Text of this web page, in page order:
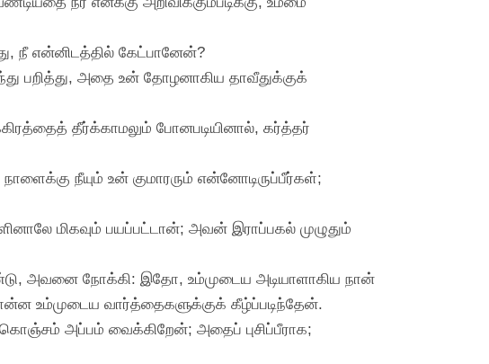
நீ என்னிடத்தில் கேட்பானேன்?
பறித்து, அதை உன் தோழனாகிய தாவீதுக்குக்
தீர்க்காமலும் போனபடியினால், கர்த்தர்
நீயும் உன் குமாரரும் என்னோடிருப்பீர்கள்;
மிகவும் பயப்பட்டான்; அவன் இராப்பகல் முழுதும்
அவனை நோக்கி: இதோ, உம்முடைய அடியாளாகிய நான்
உம்முடைய வார்த்தைகளுக்குக் கீழ்ப்படிந்தேன்.
அப்பம் வைக்கிறேன்; அதைப் புசிப்பீராக;